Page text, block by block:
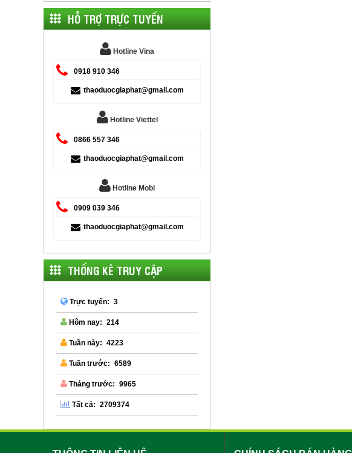
HỖ TRỢ TRỰC TUYẾN
Hotline Vina
0918 910 346
thaoduocgiaphat@gmail.com
Hotline Viettel
0866 557 346
thaoduocgiaphat@gmail.com
Hotline Mobi
0909 039 346
thaoduocgiaphat@gmail.com
THỐNG KÊ TRUY CẬP
Trực tuyến: 3
Hôm nay: 214
Tuần này: 4223
Tuần trước: 6589
Tháng trước: 9965
Tất cả: 2709374